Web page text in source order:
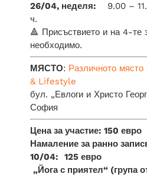
26/04, неделя:
9.00 –
ч.
🔺 Присъствието и на 4-те
необходимо.
МЯСТО: Различното място
& Lifestyle
бул. „Евлоги и Христо
София
Цена за участие: 150 евро
Намаление за ранно
10/04:
125 евро
„Йога с приятел“ (група